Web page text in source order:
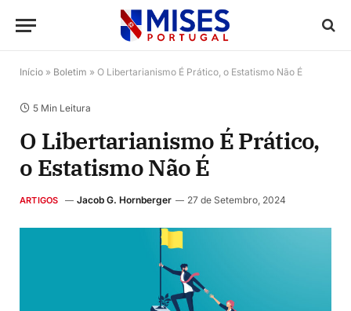
Início » Boletim » O Libertarianismo É Prático, o Estatismo Não É
5 Min Leitura
O Libertarianismo É Prático,
o Estatismo Não É
ARTIGOS Jacob G. Hornberger 27 de Setembro, 2024